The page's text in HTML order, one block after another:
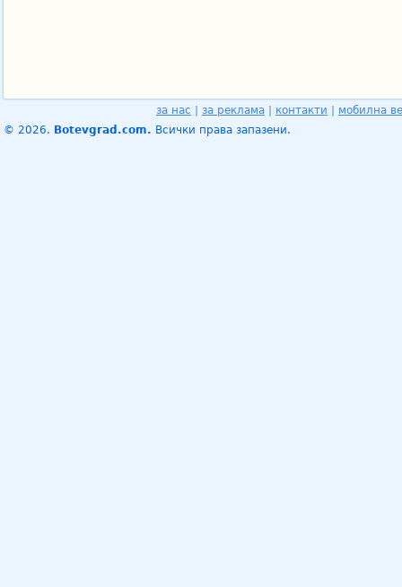
за нас за реклама контакти
мобилна
© 2026. Botevgrad.com. Всички права запазени.